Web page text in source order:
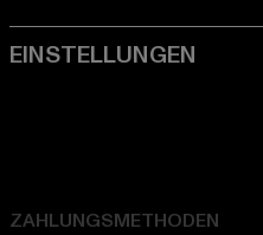
ZAHLUNGSMETHODEN